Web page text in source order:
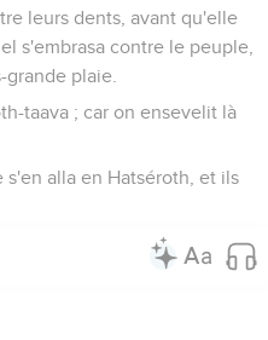
leurs dents, avant qu'elle
s'embrasa contre le peuple,
plaie.
taava ; car on ensevelit là
alla en Hatséroth, et ils